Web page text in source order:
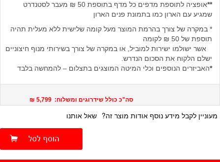
**
אופציה לתוספת מדפים כל מדף בתוספת 50 ₪ מעבר לסטנדרט
שמגיע עם הארון כמו בתמונת פנים הארון
* במקרה של צורך בהרמת המוצר מעל קומה שלישית ללא מעלית תהיה
תוספת של 50 ₪ לקומה
אשר ישולמו ישירות למוביל, או במקרה של צורך בשירותי מנוף חיצוניים
ישלם הלקוח את הסכום הנדרש.
*האביזרים הנוספים וכלי המיטה המוצגים בתצלום – להמחשה בלבד
סה"כ כולל שידרוגים ומשלוח: 5,799 ₪
מעוניין לקבל מידע נוסף אודות מוצר זה? שאל אותנו